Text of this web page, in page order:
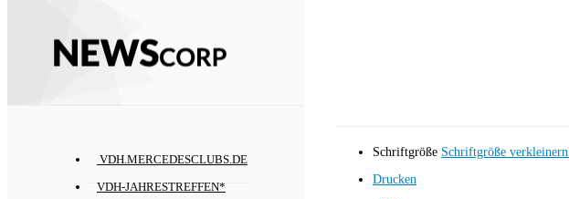
VDH.MERCEDESCLUBS.DE
VDH-JAHRESTREFFEN*
Schriftgröße Schriftgröße verkleinern
Drucken